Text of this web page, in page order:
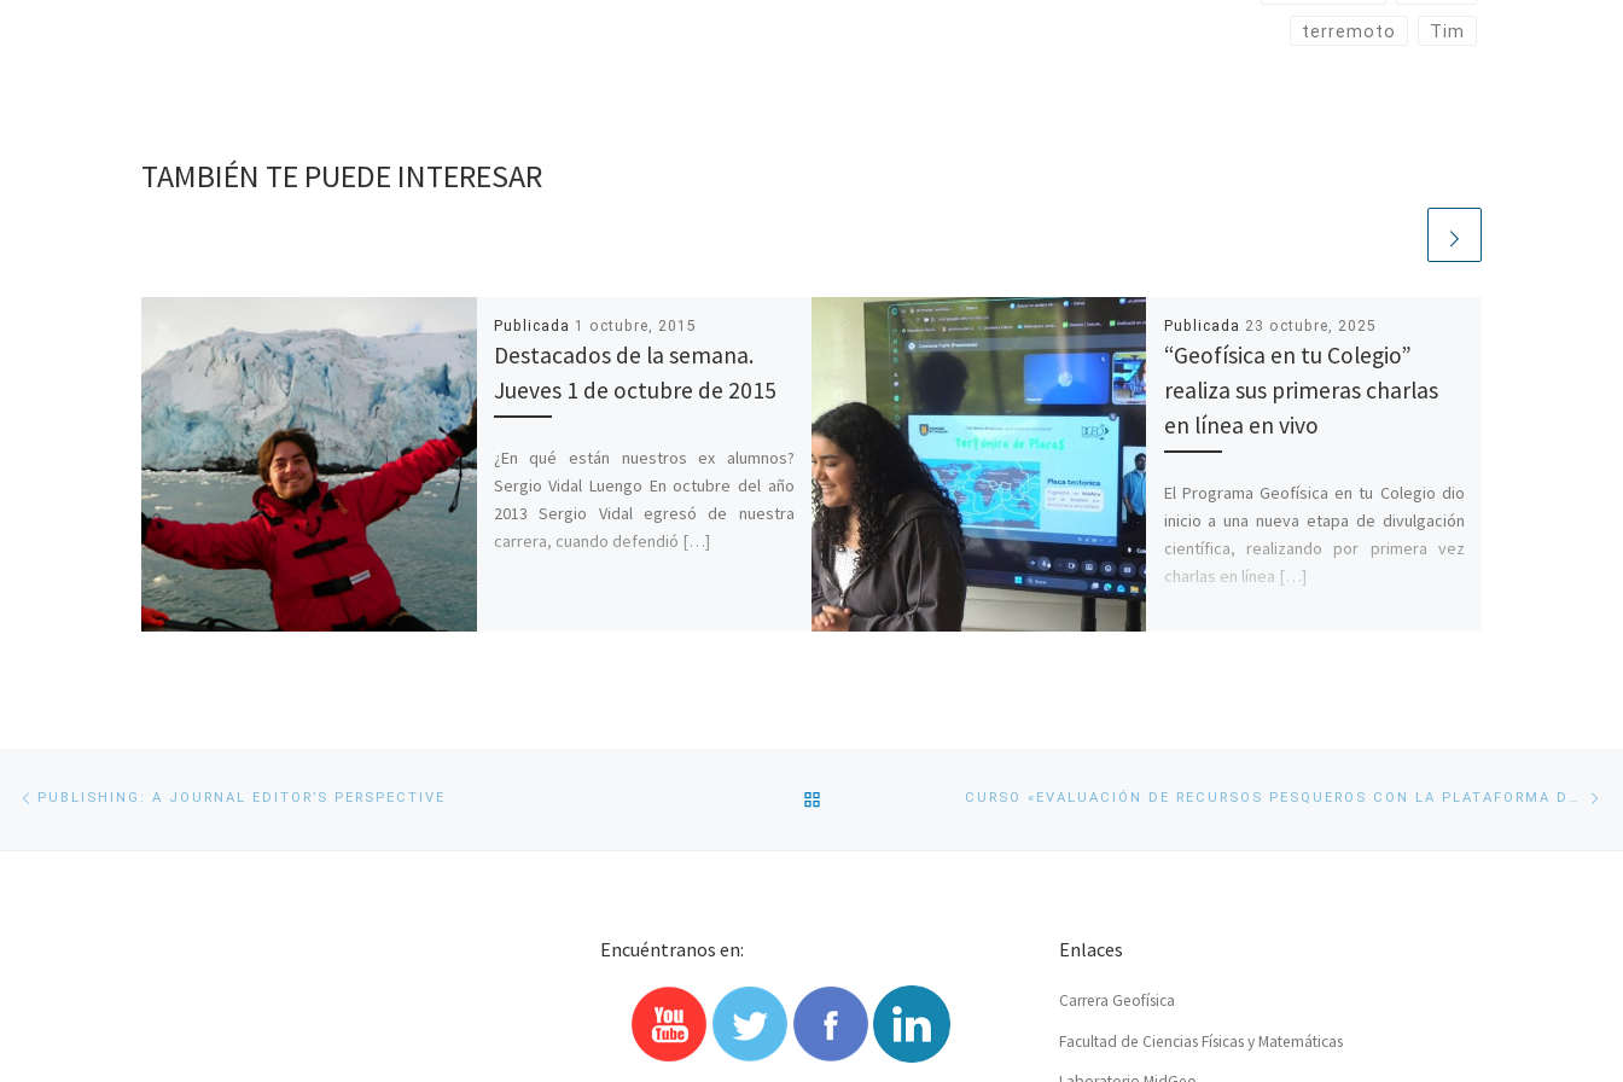
TAMBIÉN TE PUEDE INTERESAR
Publicada 1 octubre, 2015
Destacados de la semana.
Jueves 1 de octubre de 2015
¿En qué están nuestros ex alumnos?
Sergio Vidal Luengo En octubre del año
2013 Sergio Vidal egresó de nuestra
carrera, cuando defendió […]
Publicada 23 octubre, 2025
“Geofísica en tu Colegio”
realiza sus primeras charlas
en línea en vivo
El Programa Geofísica en tu Colegio dio
inicio a una nueva etapa de divulgación
científica, realizando por primera vez
charlas en línea […]
terremoto Tim
Navegación
PUBLISHING: A JOURNAL EDITOR’S PERSPECTIVE
DE
CURSO «EVALUACIÓN DE RECURSOS PESQUEROS CON LA PLATAFORMA DE MODELADO STOCK SYNTHESIS”
Encuéntranos en: Enlaces
Carrera Geofísica
Facultad de Ciencias Físicas y Matemáticas